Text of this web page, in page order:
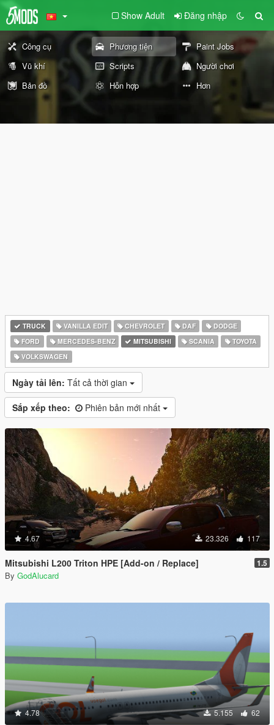
Show Adult Đăng nhập
Công cụ Phương tiện
Paint Jobs
Vũ khí
Scripts
Người chơi
Bản đồ
Hỗn hợp Hơn
TRUCK VANILLA EDIT CHEVROLET DAF
DODGE
FORD
MERCEDES-BENZ MITSUBISHI SCANIA
TOYOTA
VOLKSWAGEN
Ngày tải lên: Tất cả thời gian
Sắp xếp theo: Phiên bản mới nhất
4.67 23.326 117
Mitsubishi L200 Triton HPE [Add-on / Replace] 1.5
By GodAlucard
4.78 5.155 62